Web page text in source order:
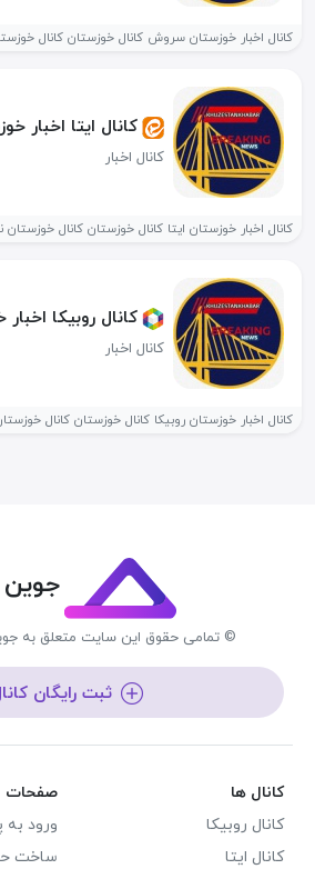
کانال اخبار خوزستان سروش کانال خوزستان کانال
کانال ایتا اخبار
کانال اخبار
کانال اخبار خوزستان ایتا کانال خوزستان کانال خوزستان
کانال روبیکا
کانال اخبار
کانال اخبار خوزستان روبیکا کانال خوزستان کانال
© تمامی حقوق این سایت متعلق به
ثبت رایگان
کانال ها
کانال روبیکا
کانال ایتا
صفحات
ورود به
ساخت